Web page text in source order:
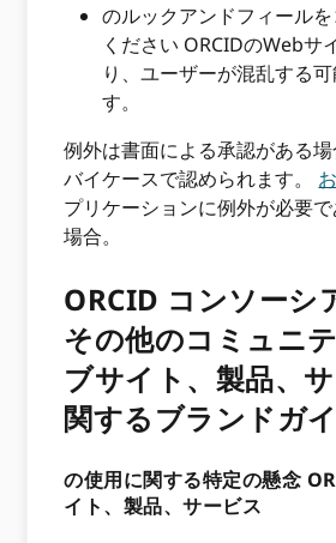
のルックアンドフィール
ください ORCIDのWebサ
り、ユーザーが混乱する
す。
例外は書面による承認がある
バイケースで認められます。
プリケーションに例外が必要
場合。
ORCID コンソーシ
その他のコミュニ
ブサイト、製品、
関するブランドガ
の使用に関する特定の懸念
イト、製品、サービス